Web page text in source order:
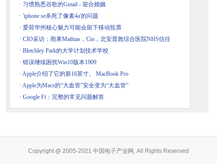
· 习惯熟悉谷歌的Gmail - 迎合婚姻
· 'iphone se杀死了像素4a'的问题
· 爱荷华州核心魅力可能会留下移动投票
· CIO采访：雨果Mathias，Cio，北安普敦综合医院NHS信任
· Bletchley Park的大学计划技术学校
· 错误继续困扰Win10版本1909
· Apple介绍了它的新16英寸。 MacBook Pro
· Apple为Macs的“大血管”安全变为“大血管”
· Google Fi：完整的常见问题解答
Copyright @ 2005-2021 中国电子产业网, All Rights Reserved